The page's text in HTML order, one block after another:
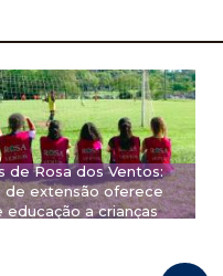
de Rosa dos Ventos:
de extensão oferece
educação a crianças